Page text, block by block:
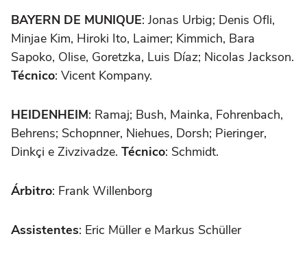
BAYERN DE MUNIQUE: Jonas Urbig; Denis Ofli,
Minjae Kim, Hiroki Ito, Laimer; Kimmich, Bara
Sapoko, Olise, Goretzka, Luis Díaz; Nicolas Jackson.
Técnico: Vicent Kompany.
HEIDENHEIM: Ramaj; Bush, Mainka, Fohrenbach,
Behrens; Schopnner, Niehues, Dorsh; Pieringer,
Dinkçi e Zivzivadze. Técnico: Schmidt.
Árbitro: Frank Willenborg
Assistentes: Eric Müller e Markus Schüller